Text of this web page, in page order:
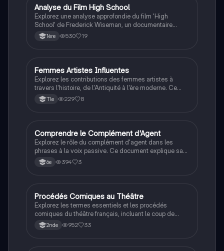
d'analyse cinématographique et améliorer leur
performance lors de l'épreuve.
Cinéma
Analyse du Film High School
Explorez une analyse approfondie du film 'High
School' de Frederick Wiseman, un documentaire
marquant sur la vie dans un lycée américain en 1968.
Cette fiche de révision aborde les techniques de
l'autorité dans l'éducation. Idéale pour les étudiants
en cinéma audiovisuel.
1ère 530 19
Cinéma
Femmes Artistes Influentes
Explorez les contributions des femmes artistes à
travers l'histoire, de l'Antiquité à l'ère moderne. Ce
document présente des figures emblématiques
comme Artemisia Gentileschi, Frida Kahlo et Louise
d'invisibilité. Type: résumé thématique pour le
programme FFF (Femmes, Féminité, Féminisme) en
histoire des arts.
Tle 229 8
Français
Comprendre le Complément d'Agent
Explorez le rôle du complément d'agent dans les
phrases à la voix passive. Ce document explique sa
définition, son utilisation et sa relation avec la voix
active à travers des exemples clairs. Idéal pour les
6e 394 3
Français
Procédés Comiques au Théâtre
Explorez les termes essentiels et les procédés
comiques du théâtre français, incluant le coup de
théâtre, le monologue, et les différents types de
comique. Cette fiche de révision fournit des
2nde 952 33